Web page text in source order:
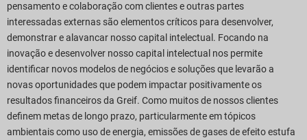
pensamento e colaboração com clientes e outras partes
interessadas externas são elementos críticos para desenvolver,
demonstrar e alavancar nosso capital intelectual. Focando na
inovação edesenvolver nosso capital intelectual nos permite
identificar novos modelos de negócios e soluções que levarão a
novas oportunidades que podem impactar positivamente os
resultados financeiros da Greif. Como muitos de nossos clientes
definem metas de longo prazo, particularmente em tópicos
ambientais como uso de energia, emissões de gases de efeito estufa